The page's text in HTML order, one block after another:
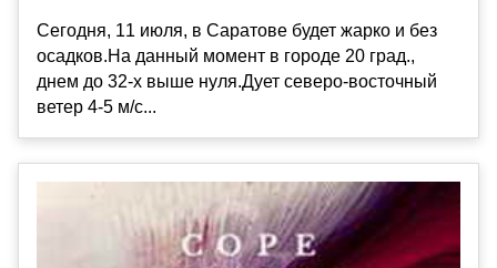
Сегодня, 11 июля, в Саратове будет жарко и без
осадков.На данный момент в городе 20 град.,
днем до 32-х выше нуля.Дует северо-восточный
ветер 4-5 м/с...